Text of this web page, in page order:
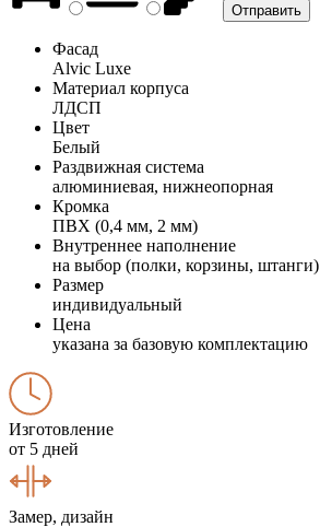
Фасад
Alvic Luxe
Материал корпуса
ЛДСП
Цвет
Белый
Раздвижная система
алюминиевая, нижнеопорная
Кромка
ПВХ (0,4 мм, 2 мм)
Внутреннее наполнение
на выбор (полки, корзины, штанги)
Размер
индивидуальный
Цена
указана за базовую комплектацию
Изготовление
от 5 дней
Замер, дизайн